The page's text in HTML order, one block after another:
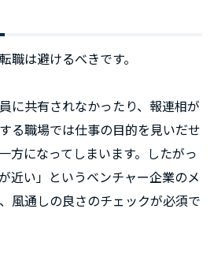
職は避けるべきです。
に共有されなかったり、報連相が
る職場では仕事の目的を見いだせ
方になってしまいます。したがっ
近い」というベンチャー企業のメ
風通しの良さのチェックが必須で